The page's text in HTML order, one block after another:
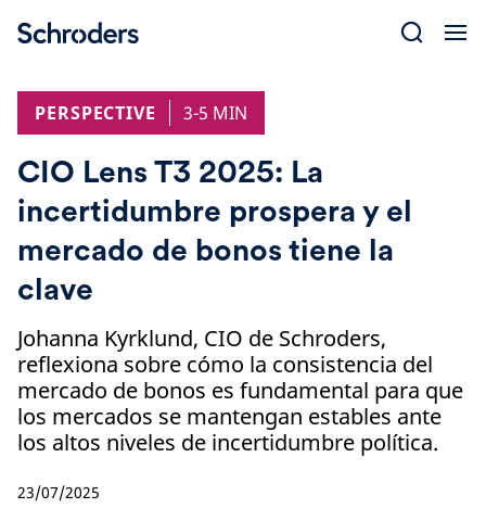
PERSPECTIVE
3-5 MIN
CIO Lens T3 2025: La
incertidumbre prospera y el
mercado de bonos tiene la
clave
Johanna Kyrklund, CIO de Schroders,
reflexiona sobre cómo la consistencia del
mercado de bonos es fundamental para que
los mercados se mantengan estables ante
los altos niveles de incertidumbre política.
23/07/2025